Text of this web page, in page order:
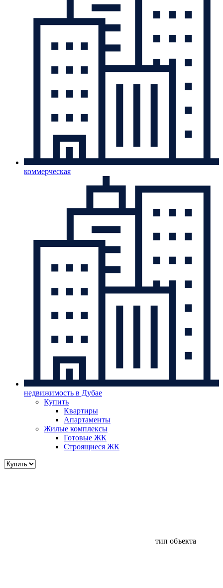
коммерческая
недвижимость в Дубае
Купить
Квартиры
Апартаменты
Жилые комплексы
Готовые ЖК
Строящиеся ЖК
тип объекта